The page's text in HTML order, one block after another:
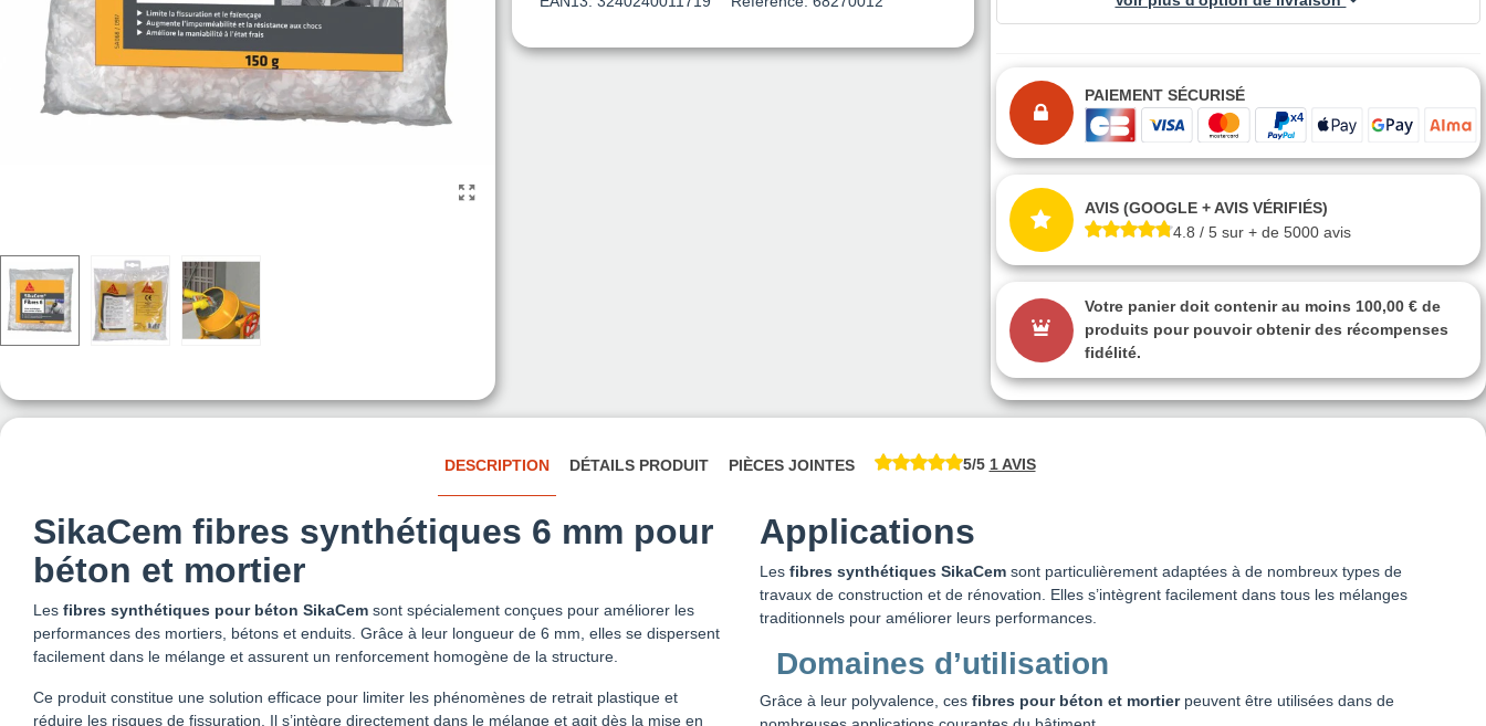
PAIEMENT SÉCURISÉ
AVIS (GOOGLE + AVIS VÉRIFIÉS)
4.8 / 5 sur + de 5000 avis
Votre panier doit contenir au moins 100,00 € de
produits pour pouvoir obtenir des récompenses
fidélité.
DESCRIPTION DÉTAILS PRODUIT PIÈCES JOINTES 5/5 1 AVIS
SikaCem fibres synthétiques 6 mm pour
béton et mortier
Les fibres synthétiques pour béton SikaCem sont spécialement conçues pour améliorer les
performances des mortiers, bétons et enduits. Grâce à leur longueur de 6 mm, elles se dispersent
facilement dans le mélange et assurent un renforcement homogène de la structure.
Ce produit constitue une solution efficace pour limiter les phénomènes de retrait plastique et
réduire les risques de fissuration. Il s’intègre directement dans le mélange et agit dès la mise en
Applications
Les fibres synthétiques SikaCem sont particulièrement adaptées à de nombreux types de
travaux de construction et de rénovation. Elles s’intègrent facilement dans tous les mélanges
traditionnels pour améliorer leurs performances.
Domaines d’utilisation
Grâce à leur polyvalence, ces fibres pour béton et mortierpeuvent être utilisées dans de